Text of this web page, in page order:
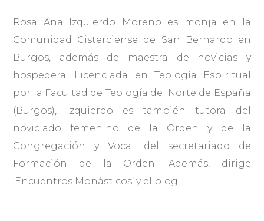
Rosa Ana Izquierdo Moreno es monja en la
Comunidad Cisterciense de San Bernardo en
Burgos, además de maestra de novicias y
hospedera. Licenciada en Teología Espiritual
por la Facultad de Teología del Norte de España
(Burgos), Izquierdo es también tutora del
noviciado femenino de la Orden y de la
Congregación y Vocal del secretariado de
Formación de la Orden. Además, dirige
‘Encuentros Monásticos’ y el blog.